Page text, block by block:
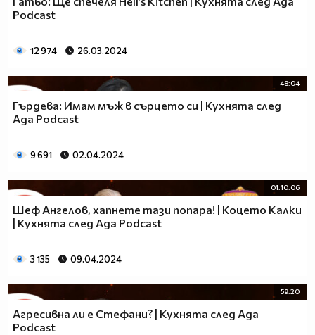
Podcast
12 974 26.03.2024
48:04
Гърдева: Имам мъж в сърцето си | Кухнята след
Ада Podcast
9 691 02.04.2024
01:10:06
Шеф Ангелов, хапнете тази попара! | Коцето Калки
| Кухнята след Ада Podcast
3 135 09.04.2024
59:20
Агресивна ли е Стефани? | Кухнята след Ада
Podcast